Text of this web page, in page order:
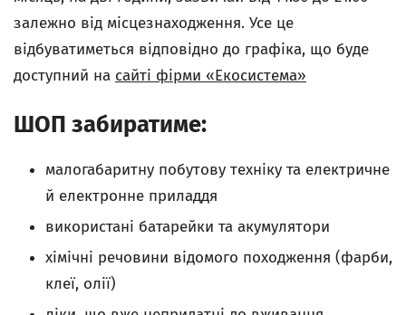
залежно від місцезнаходження. Усе це
відбуватиметься відповідно до графіка, що буде
доступний на сайті фірми «Екосистема»
ШОП забиратиме:
малогабаритну побутову техніку та електричне
й електронне приладдя
використані батарейки та акумулятори
хімічні речовини відомого походження (фарби,
клеї, олії)